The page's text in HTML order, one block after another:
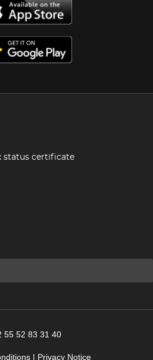
status certificate
55 52 83 31 40
| Privacy Notice